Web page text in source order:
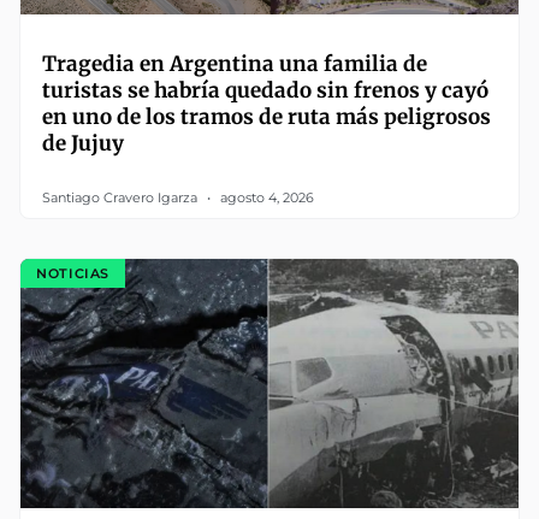
Tragedia en Argentina una familia de
turistas se habría quedado sin frenos y cayó
en uno de los tramos de ruta más peligrosos
de Jujuy
Santiago Cravero Igarza agosto 4, 2026
NOTICIAS